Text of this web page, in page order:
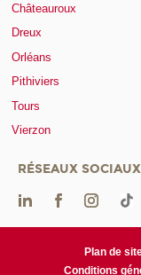
Châteauroux
Dreux
Orléans
Pithiviers
Tours
Vierzon
RÉSEAUX SOCIAUX
Plan de
Conditions